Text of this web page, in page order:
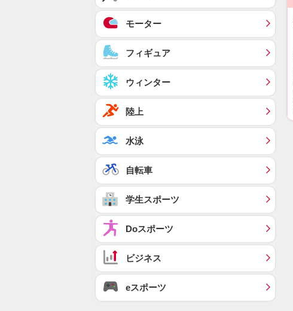
モーター
フィギュア
ウィンター
陸上
水泳
自転車
学生スポーツ
Doスポーツ
ビジネス
eスポーツ